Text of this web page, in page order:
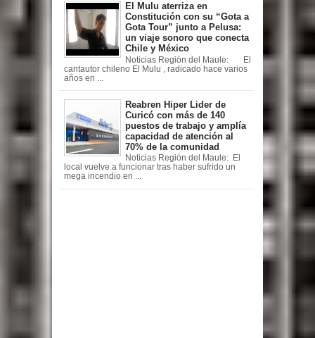
El Mulu aterriza en
Constitución con su “Gota a
Gota Tour” junto a Pelusa:
un viaje sonoro que conecta
Chile y México
Noticias Región del Maule: El
cantautor chileno El Mulu , radicado hace varios
años en ...
Reabren Hiper Lider de
Curicó con más de 140
puestos de trabajo y amplía
capacidad de atención al
70% de la comunidad
Noticias Región del Maule: El
local vuelve a funcionar tras haber sufrido un
mega incendio en ...